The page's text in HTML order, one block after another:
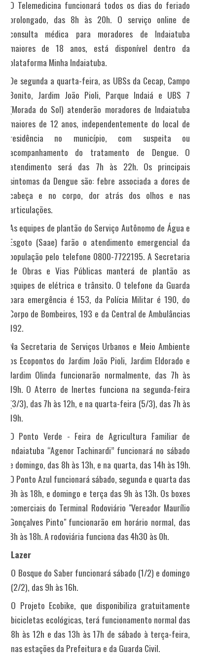
O Telemedicina funcionará todos os dias do feriado
prolongado, das 8h às 20h. O serviço online de
consulta médica para moradores de Indaiatuba
maiores de 18 anos, está disponível dentro da
plataforma Minha Indaiatuba.
De segunda a quarta-feira, as UBSs da Cecap, Campo
Bonito, Jardim João Pioli, Parque Indaiá e UBS 7
(Morada do Sol) atenderão moradores de Indaiatuba
maiores de 12 anos, independentemente do local de
residência no município, com suspeita ou
acompanhamento do tratamento de Dengue. O
atendimento será das 7h às 22h. Os principais
sintomas da Dengue são: febre associada a dores de
cabeça e no corpo, dor atrás dos olhos e nas
articulações.
As equipes de plantão do Serviço Autônomo de Água e
Esgoto (Saae) farão o atendimento emergencial da
população pelo telefone 0800-7722195. A Secretaria
de Obras e Vias Públicas manterá de plantão as
equipes de elétrica e trânsito. O telefone da Guarda
para emergência é 153, da Polícia Militar é 190, do
Corpo de Bombeiros, 193 e da Central de Ambulâncias
192.
Na Secretaria de Serviços Urbanos e Meio Ambiente
os Ecopontos do Jardim João Pioli, Jardim Eldorado e
Jardim Olinda funcionarão normalmente, das 7h às
19h. OAterro de Inertes funciona na segunda-feira
(3/3), das 7h às 12h, e na quarta-feira (5/3), das 7h às
19h.
O Ponto Verde - Feira de Agricultura Familiar de
Indaiatuba “Agenor Tachinardi” funcionará no sábado
e domingo, das 8h às 13h, e na quarta, das 14h às 19h.
O Ponto Azul funcionará sábado, segunda e quarta das
9h às 18h, e domingo e terça das 9h às 13h. Os boxes
comerciais do Terminal Rodoviário "Vereador Maurílio
Gonçalves Pinto" funcionarão em horário normal, das
8h às 18h. A rodoviária funciona das 4h30 às 0h.
Lazer
O Bosque do Saberfuncionará sábado (1/2) e domingo
(2/2), das 9h às 16h.
O Projeto Ecobike, que disponibiliza gratuitamente
bicicletas ecológicas, terá funcionamento normal das
8h às 12h e das 13h às 17h de sábado à terça-feira,
nas estações da Prefeitura e da Guarda Civil.